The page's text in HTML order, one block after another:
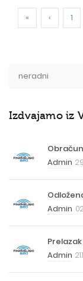
« ‹ 1
Izdvajamo iz
Admin
Admin
Admin